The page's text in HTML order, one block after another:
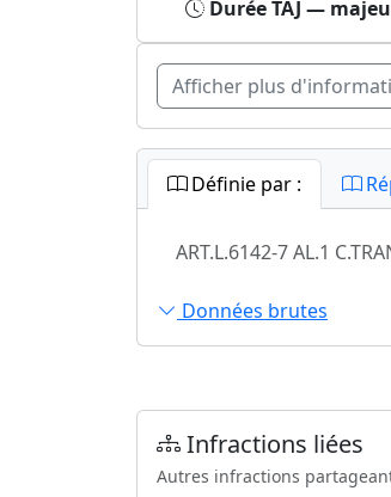
Durée TAJ —
Afficher plus
Définie par :
ART.L.6142-7 AL.1
Données brutes
Infractions liées
Autres infractions